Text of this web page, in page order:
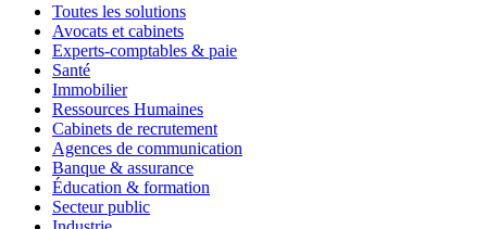
Toutes les solutions
Avocats et cabinets
Experts-comptables & paie
Santé
Immobilier
Ressources Humaines
Cabinets de recrutement
Agences de communication
Banque & assurance
Éducation & formation
Secteur public